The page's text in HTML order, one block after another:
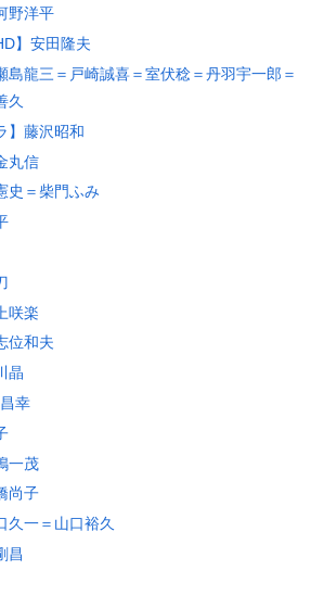
野洋平
】安田隆夫
島龍三＝戸崎誠喜＝室伏稔＝丹羽宇一郎＝
久
】藤沢昭和
丸信
史＝柴門ふみ
咲楽
位和夫
晶
幸
一茂
尚子
久一＝山口裕久
昌